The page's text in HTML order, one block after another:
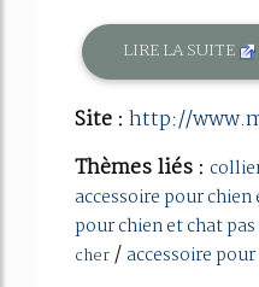
LIRE LA SUITE
Site : http://
Thèmes liés :
accessoire pour
pour chien et chat
cher/ accessoire